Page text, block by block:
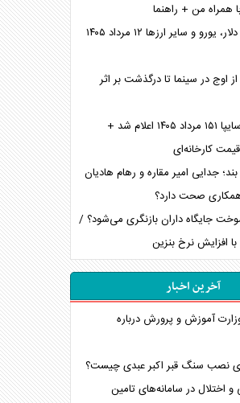
من + راهنما
آخرین قیمت دلار، یورو و سایر ارز‌ها ۱۲ مرداد ۱۴۰۵
اوج در سینما تا درگذشت بر اثر
قیمت جدید سایپا ۱۵۱ مرداد ۱۴۰۵ اعلام شد +
کارخانه‌ای
جدایی امیر مقاره و رهام هادیان
صحت دارد؟
جایگاه داران بازنگری می‌شود؟ /
افزایش نرخ بنزین
آخرین اخبار
آموزش و پرورش درباره
نصب سنگ قبر اکبر عبدی چیست؟
اختلال در سامانه‌های تامین